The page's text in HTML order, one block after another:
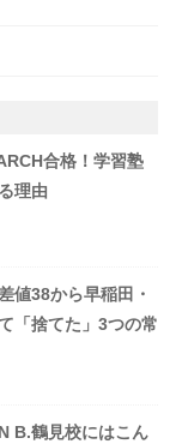
合格！学習塾
理由
値38から早稲田・
「捨てた」3つの常
B.鶴見校にはこん